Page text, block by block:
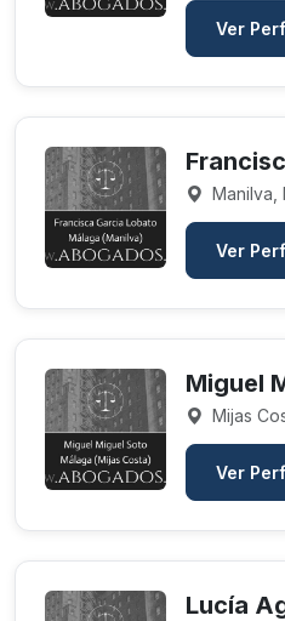
Ver
Manilva,
Ver
Miguel
Mijas
Ver
Lucía